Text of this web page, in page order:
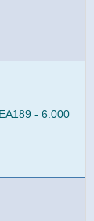
- 6.000